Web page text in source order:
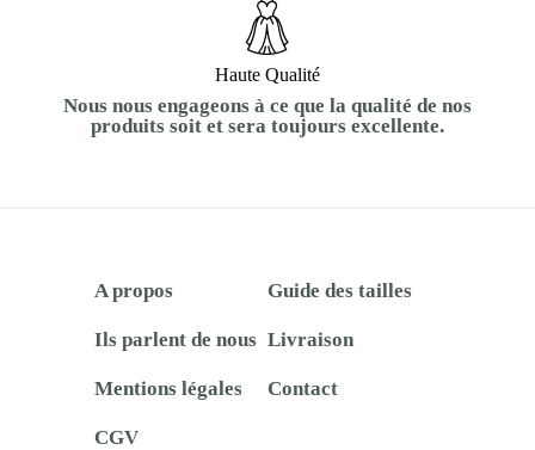
Haute Qualité
Nous nous engageons à ce que la qualité de nos
produits soit et sera toujours excellente.
A propos
Ils parlent de nous
Mentions légales
CGV
Guide des tailles
Livraison
Contact